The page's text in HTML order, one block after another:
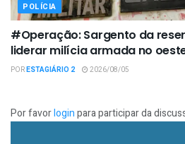
POLÍCIA
#Operação: Sargento da
liderar milícia armada no
PORESTAGIÁRIO 2 2026/08/05
Por favorloginpara participar da